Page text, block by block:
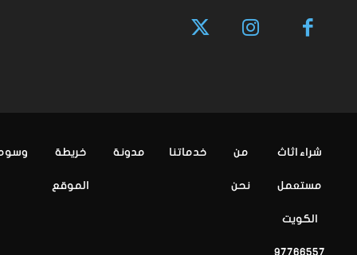
شراء اثاث
مستعمل
الكويت
من
نحن
خدماتنا مدونة خريطة
الموقع